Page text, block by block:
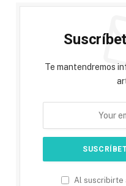
Te mantendremos
Al suscribirte